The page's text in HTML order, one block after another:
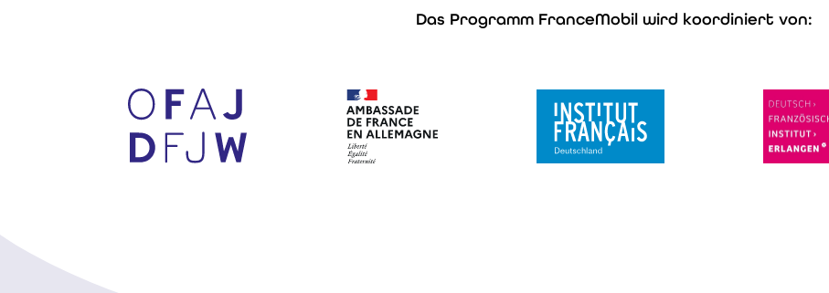
Das Programm FranceMobil wird koordiniert von: